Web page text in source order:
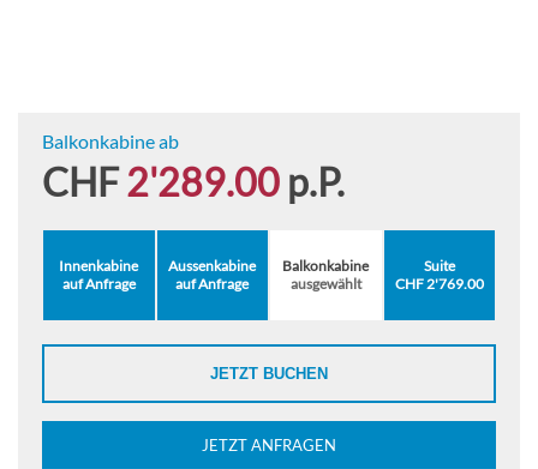
Balkonkabine ab
CHF2'289.00 p.P.
Innenkabine
auf Anfrage
Aussenkabine
auf Anfrage
Balkonkabine
ausgewählt
Suite
CHF 2'769.00
JETZT BUCHEN
JETZT ANFRAGEN